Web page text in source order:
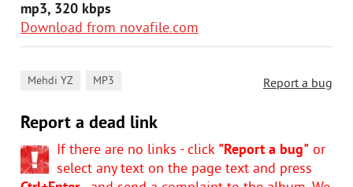
mp3, 320 kbps
Download from novafile.com
Report a bug
Mehdi YZ MP3
Report a dead link
If there are no links - click "Report a bug" or
select any text on the page text and press